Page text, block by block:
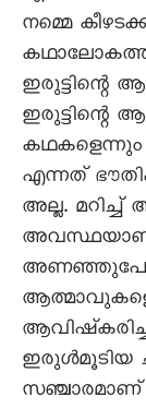
നമ്മെ
ഇരുട്ടിന്റെ
കഥകളെന്നും
എന്നത്
അല്ല. മറിച്ച്
അവസ്ഥയാണ്.
അണഞ്ഞുപോയ
ഇരുൾമൂടിയ